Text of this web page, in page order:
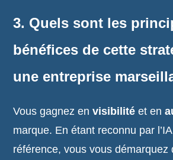
3. Quels sont les
bénéfices de cette
une entreprise
Vous gagnez envisibilité et en
marque. En étant reconnu par
référence, vous vous démarquez